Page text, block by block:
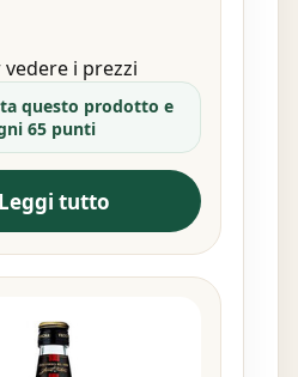
i prezzi
questo prodotto e
65 punti
Leggi tutto